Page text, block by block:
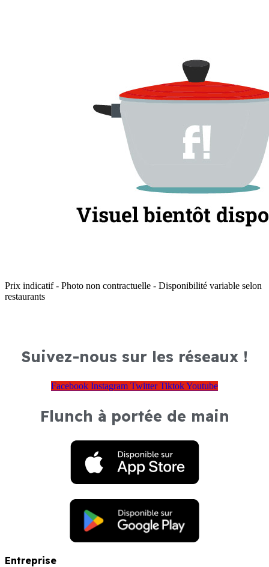
Prix indicatif - Photo non contractuelle - Disponibilité variable selon
restaurants
Suivez-nous sur les réseaux !
Facebook Instagram Twitter TiktokYoutube
Flunch à portée de main
Entreprise